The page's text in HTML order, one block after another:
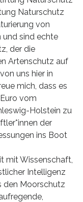
Naturschutz
von
und sind echte
der die
Artenschutz auf
uns hier in
mich, dass es
vom
Holstein zu
der
ins Boot
mit Wissenschaft,
Intelligenz
den Moorschutz